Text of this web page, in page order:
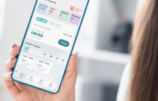
caldo europeo. In questi
picchi massimi fino a
città tedesche. La bolla
A Londra si attendono
a dura prova